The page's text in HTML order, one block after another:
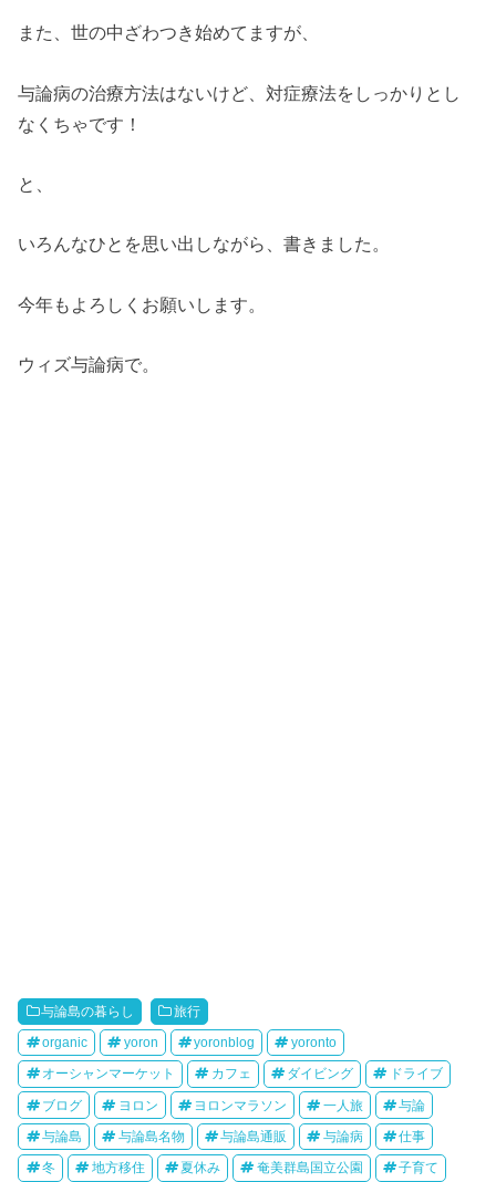
また、世の中ざわつき始めてますが、
与論病の治療方法はないけど、対症療法をしっかりとし
なくちゃです！
と、
いろんなひとを思い出しながら、書きました。
今年もよろしくお願いします。
ウィズ与論病で。
与論島の暮らし 旅行
organic yoron yoronblog yoronto
オーシャンマーケット カフェ ダイビング ドライブ
ブログ ヨロン ヨロンマラソン 一人旅 与論
与論島 与論島名物 与論島通販 与論病 仕事
冬 地方移住 夏休み 奄美群島国立公園 子育て